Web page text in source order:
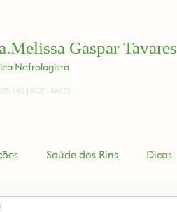
Gaspar Tavares
Nefrologista
| RQE: 46825
Saúde dos Rins Dicas